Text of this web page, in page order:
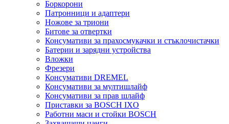
Боркорони
Патронници и адаптери
Ножове за триони
Битове за отвертки
Консумативи за прахосмукачки и стъклочистачки
Батерии и зарядни устройства
Вложки
Фрезери
Консумативи DREMEL
Консумативи за мултишлайф
Консумативи за прав шлайф
Приставки за BOSCH IXO
Работни маси и стойки BOSCH